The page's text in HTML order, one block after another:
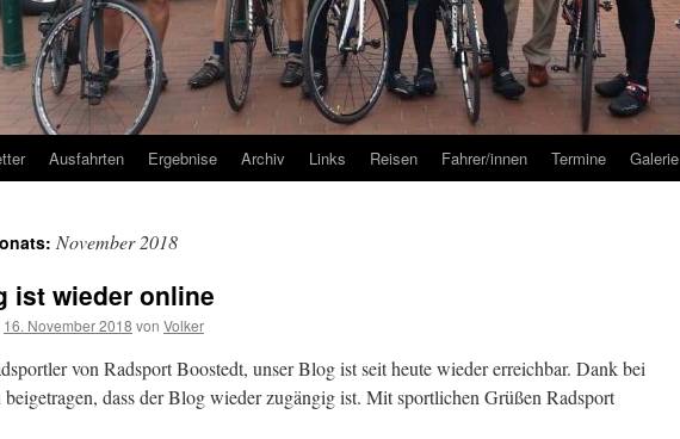
Ausfahrten Ergebnise Archiv Links Reisen Fahrer/innen Termine Galerie
November 2018
ist wieder online
16. November 2018 von Volker
von Radsport Boostedt, unser Blog ist seit heute wieder erreichbar. Dank bei
beigetragen, dass der Blog wieder zugängig ist. Mit sportlichen Grüßen Radsport